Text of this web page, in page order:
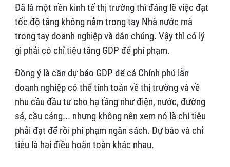
Đã là một nền kinh tế thị trường thì đáng lẽ việc đạt
tốc độ tăng không nằm trong tay Nhà nước mà
trong tay doanh nghiệp và dân chúng. Vậy thì có lý
gì phải có chỉ tiêu tăng GDP để phí phạm.
Đồng ý là cần dự báo GDP để cả Chính phủ lẫn
doanh nghiệp có thể tính toán về thị trường và về
nhu cầu đầu tư cho hạ tầng như điện, nước, đường
sá, cầu cảng... nhưng không nên xem nó là chỉ tiêu
phải đạt để rồi phí phạm ngân sách. Dự báo và chỉ
tiêu là hai điều hoàn toàn khác nhau.